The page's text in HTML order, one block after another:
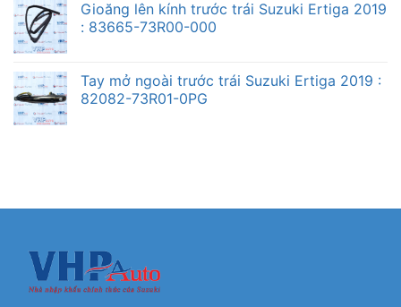
Gioăng lên kính trước trái Suzuki Ertiga 2019
: 83665-73R00-000
Tay mở ngoài trước trái Suzuki Ertiga 2019 :
82082-73R01-0PG